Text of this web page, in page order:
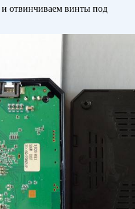
отвинчиваем винты под